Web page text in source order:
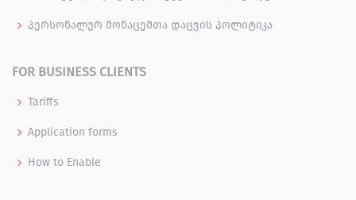
პერსონალურ მონაცემთა დაცვის პოლიტიკა
FOR BUSINESS CLIENTS
Tariffs
Application forms
How to Enable